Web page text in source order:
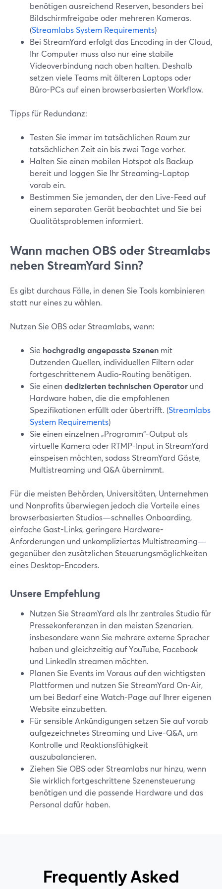
benötigen ausreichend Reserven, besonders bei
Bildschirmfreigabe oder mehreren Kameras.
(Streamlabs System Requirements)
Bei StreamYard erfolgt das Encoding in der Cloud,
Ihr Computer muss also nur eine stabile
Videoverbindung nach oben halten. Deshalb
setzen viele Teams mit älteren Laptops oder
Büro-PCs auf einen browserbasierten Workflow.
Tipps für Redundanz:
Testen Sie immer im tatsächlichen Raum zur
tatsächlichen Zeit ein bis zwei Tage vorher.
Halten Sie einen mobilen Hotspot als Backup
bereit und loggen Sie Ihr Streaming-Laptop
vorab ein.
Bestimmen Sie jemanden, der den Live-Feed auf
einem separaten Gerät beobachtet und Sie bei
Qualitätsproblemen informiert.
Wann machen OBS oder Streamlabs
neben StreamYard Sinn?
Es gibt durchaus Fälle, in denen Sie Tools kombinieren
statt nur eines zu wählen.
Nutzen Sie OBS oder Streamlabs, wenn:
Sie hochgradig angepasste Szenen mit
Dutzenden Quellen, individuellen Filtern oder
fortgeschrittenem Audio-Routing benötigen.
Sie einendedizierten technischen Operator und
Hardware haben, die die empfohlenen
Spezifikationen erfüllt oder übertrifft. (Streamlabs
System Requirements)
Sie einen einzelnen „Programm“-Output als
virtuelle Kamera oder RTMP-Input in StreamYard
einspeisen möchten, sodass StreamYard Gäste,
Multistreaming und Q&A übernimmt.
Für die meisten Behörden, Universitäten, Unternehmen
und Nonprofits überwiegen jedoch die Vorteile eines
browserbasierten Studios—schnelles Onboarding,
einfache Gast-Links, geringere Hardware-
Anforderungen und unkompliziertes Multistreaming—
gegenüber den zusätzlichen Steuerungsmöglichkeiten
eines Desktop-Encoders.
Unsere Empfehlung
Nutzen Sie StreamYard als Ihr zentrales Studio für
Pressekonferenzen in den meisten Szenarien,
insbesondere wenn Sie mehrere externe Sprecher
haben und gleichzeitig auf YouTube, Facebook
und LinkedIn streamen möchten.
Planen Sie Events im Voraus auf den wichtigsten
Plattformen und nutzen Sie StreamYard On‑Air,
um bei Bedarf eine Watch-Page auf Ihrer eigenen
Website einzubetten.
Für sensible Ankündigungen setzen Sie auf vorab
aufgezeichnetes Streaming und Live-Q&A, um
Kontrolle und Reaktionsfähigkeit
auszubalancieren.
Ziehen Sie OBS oder Streamlabs nur hinzu, wenn
Sie wirklich fortgeschrittene Szenensteuerung
benötigen und die passende Hardware und das
Personal dafür haben.
Frequently Asked